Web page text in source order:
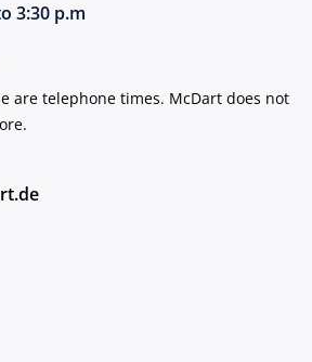
3:30 p.m
are telephone times. McDart does not